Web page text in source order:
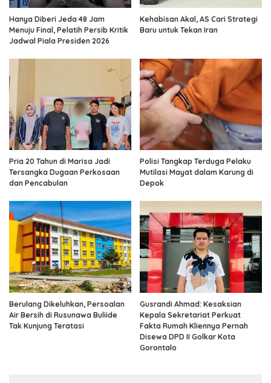
Hanya Diberi Jeda 48 Jam
Menuju Final, Pelatih Persib Kritik
Jadwal Piala Presiden 2026
Kehabisan Akal, AS Cari Strategi
Baru untuk Tekan Iran
Pria 20 Tahun di Marisa Jadi
Tersangka Dugaan Perkosaan
dan Pencabulan
Polisi Tangkap Terduga Pelaku
Mutilasi Mayat dalam Karung di
Depok
Berulang Dikeluhkan, Persoalan
Air Bersih di Rusunawa Buliide
Tak Kunjung Teratasi
Gusrandi Ahmad: Kesaksian
Kepala Sekretariat Perkuat
Fakta Rumah Kliennya Pernah
Disewa DPD II Golkar Kota
Gorontalo